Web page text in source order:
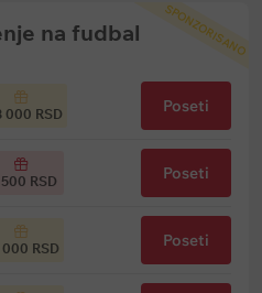
SPONZORISANO
na fudbal
000 RSD Poseti
500 RSD Poseti
RSD Poseti